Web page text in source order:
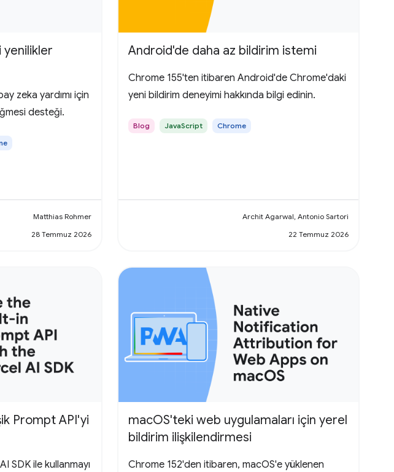
yenilikler
zeka yardımı için
desteği.
Matthias Rohmer
28 Temmuz 2026
Android'de daha az bildirim istemi
Chrome 155'ten itibaren Android'de Chrome'daki
yeni bildirim deneyimi hakkında bilgi edinin.
Blog JavaScript Chrome
Archit Agarwal, Antonio Sartori
22 Temmuz 2026
Prompt API'yi
SDK ile kullanmayı
macOS'teki web uygulamaları için yerel
bildirim ilişkilendirmesi
Chrome 152'den itibaren, macOS'e yüklenen